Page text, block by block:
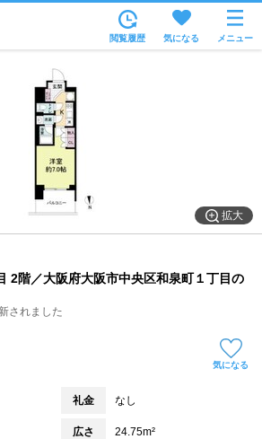
住所から
家賃相場から
通勤通学時間から
物件特集から
閲覧履歴 気になる メニュー
拡大
2階／大阪府大阪市中央区和泉町１丁目の
されました
気になる
礼金 なし
広さ 24.75m²